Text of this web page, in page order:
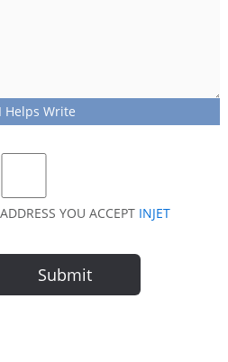
Helps Write
YOU ACCEPT INJET
Submit